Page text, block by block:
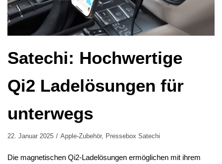
Satechi: Hochwertige
Qi2 Ladelösungen für
unterwegs
22. Januar 2025 Apple-Zubehör, Pressebox Satechi
Die magnetischen Qi2-Ladelösungen ermöglichen mit ihrem